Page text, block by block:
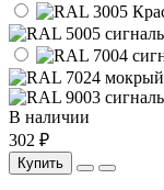
В наличии
302 ₽
Купить